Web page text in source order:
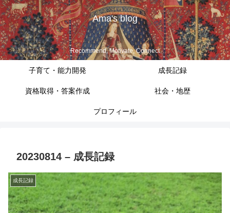
Ama's blog
Recommend, Motivate, Connect
子育て・能力開発 成長記録
資格取得・答案作成 社会・地歴
プロフィール
20230814 – 成長記録
成長記録